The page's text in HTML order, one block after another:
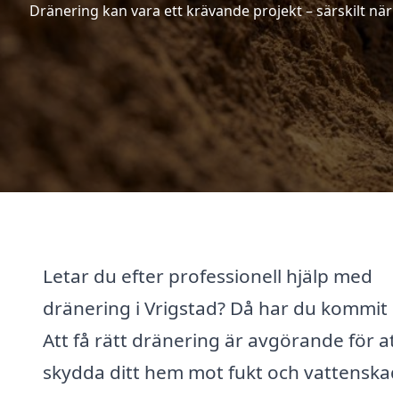
Dränering kan vara ett krävande projekt – särskilt
Letar du efter professionell hjälp med
dränering i Vrigstad? Då har du
Att få rätt dränering är avgörande för
skydda ditt hem mot fukt och